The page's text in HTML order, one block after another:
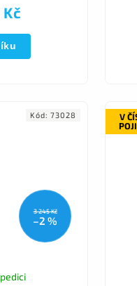
3 245 Kč
–2 %
Kód: 73028
V